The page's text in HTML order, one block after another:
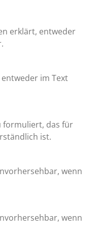
erklärt, entweder
im Text
formuliert, das für
ist.
wenn
wenn